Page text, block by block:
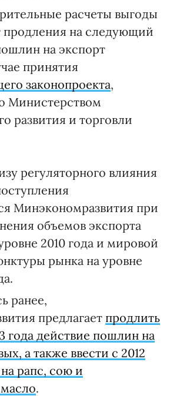
расчеты выгоды
продления на следующий
на экспорт
принятия
законопроекта,
Министерством
развития и торговли
регуляторного влияния
Минэкономразвития при
объемов экспорта
2010 года и мировой
рынка на уровне
ранее,
предлагает продлить
года действие пошлин на
а также ввести с 2012
рапс, сою и
.